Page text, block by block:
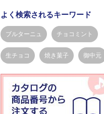
よく検索されるキーワード
ブルターニュ チョコミント
生チョコ 焼き菓子 御中元